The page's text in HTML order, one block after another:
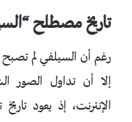
تاريخ مصطلح
رغم أن السيلفي لم تصبح
إلا أن تداول الصور
الإنترنت، إذ يعود